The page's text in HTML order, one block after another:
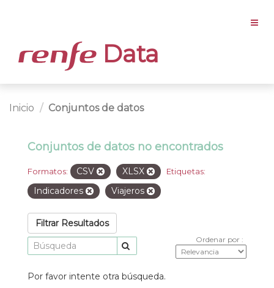
Data
Inicio Conjuntos de datos
Conjuntos de datos no encontrados
Formatos: CSV XLSX Etiquetas:
Indicadores Viajeros
Filtrar Resultados
Ordenar por
Por favor intente otra búsqueda.